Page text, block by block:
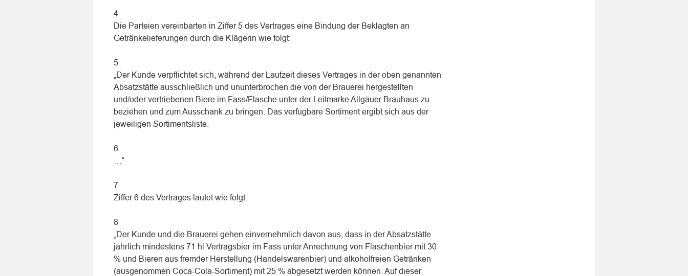
4
Die Parteien vereinbarten in Ziffer 5 des Vertrages eine Bindung der Beklagten an
Getränkelieferungen durch die Klägerin wie folgt:
5
„Der Kunde verpflichtet sich, während der Laufzeit dieses Vertrages in der oben genannten
Absatzstätte ausschließlich und ununterbrochen die von der Brauerei hergestellten
und/oder vertriebenen Biere im Fass/Flasche unter der Leitmarke Allgäuer Brauhaus zu
beziehen und zum Ausschank zu bringen. Das verfügbare Sortiment ergibt sich aus der
jeweiligen Sortimentsliste.
6
…“
7
Ziffer 6 des Vertrages lautet wie folgt:
8
„Der Kunde und die Brauerei gehen einvernehmlich davon aus, dass in der Absatzstätte
jährlich mindestens 71 hl Vertragsbier im Fass unter Anrechnung von Flaschenbier mit 30
% und Bieren aus fremder Herstellung (Handelswarenbier) und alkoholfreien Getränken
(ausgenommen Coca-Cola-Sortiment) mit 25 % abgesetzt werden können. Auf dieser